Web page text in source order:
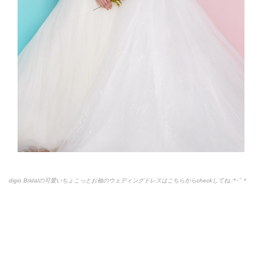
digio Bridalの可愛いちょこっとお袖のウェディングドレスはこちらからcheckしてね.:*･ﾟ＊